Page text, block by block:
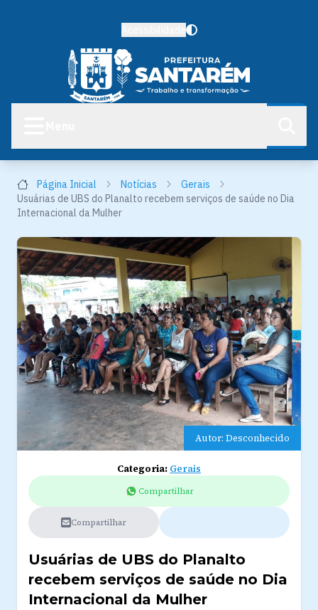
Página Inicial Notícias
Gerais
Usuárias de UBS do Planalto recebem serviços de saúde no Dia
Internacional da Mulher
Autor: Desconhecido
Categoria: Gerais
Compartilhar
Compartilhar
Usuárias de UBS do Planalto
recebem serviços de saúde no Dia
Internacional da Mulher